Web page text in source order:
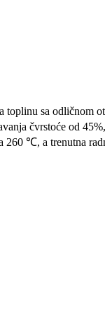
sa odličnom
čvrstoće od
℃, a trenutna